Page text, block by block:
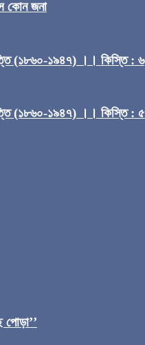
কোন জনা
(১৮৬০-১৯৪৭) ।। কিস্তি : ৬
(১৮৬০-১৯৪৭) ।। কিস্তি : ৫